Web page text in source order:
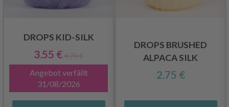
DROPS KID-SILK
3.55 €4.75 €
Angebot verfällt
31/08/2026
DROPS BRUSHED
ALPACA SILK
2.75 €